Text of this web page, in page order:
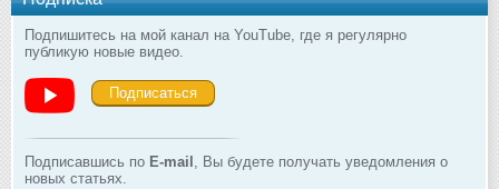
Подпишитесь на мой канал на YouTube, где я регулярно
публикую новые видео.
Подписаться
Подписавшись по E-mail , Вы будете получать уведомления о
новых статьях.